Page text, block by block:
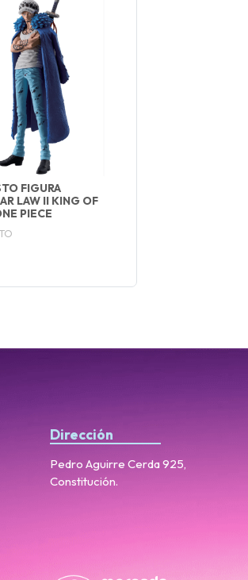
FIGURA
LAW II KING OF
PIECE
Dirección
Pedro Aguirre Cerda 925,
Constitución.